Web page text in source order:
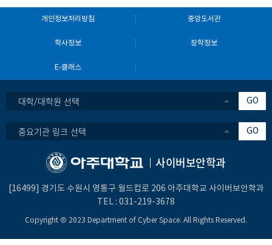
개인정보처리방침 중앙도서관
학사정보 장학정보
E-클래스
대학/대학원 선택 GO
중요기관 링크 선택 GO
사이버보안학과
[16499] 경기도 수원시 영통구 월드컵로 206 아주대학교 사이버보안학과
TEL : 031-219-3678
Copyright Ⓒ 2023 Department of Cyber Space. All Rights Reserved.